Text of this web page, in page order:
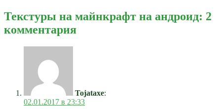
Текстуры на майнкрафт на андроид: 2
комментария
Tojataxe:
02.01.2017 в 23:33